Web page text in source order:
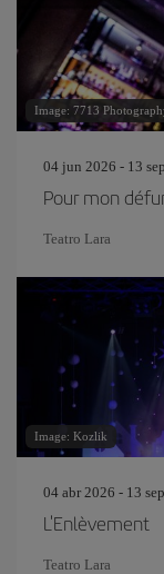
Image: 7713
04 jun 2026 - 13
Pour mon
Teatro Lara
Image: Kozlik
04 abr 2026 - 13
L'Enlèvement
Teatro Lara